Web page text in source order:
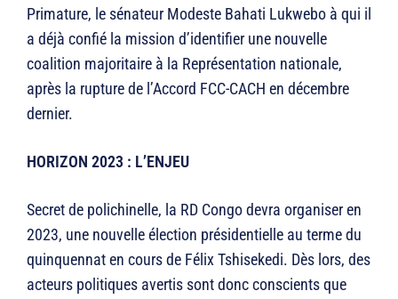
Primature, le sénateur Modeste Bahati Lukwebo à qui il
a déjà confié la mission d’identifier une nouvelle
coalition majoritaire à la Représentation nationale,
après la rupture de l’Accord FCC-CACH en décembre
dernier.
HORIZON 2023 : L’ENJEU
Secret de polichinelle, la RD Congo devra organiser en
2023, une nouvelle élection présidentielle au terme du
quinquennat en cours de Félix Tshisekedi. Dès lors, des
acteurs politiques avertis sont donc conscients que